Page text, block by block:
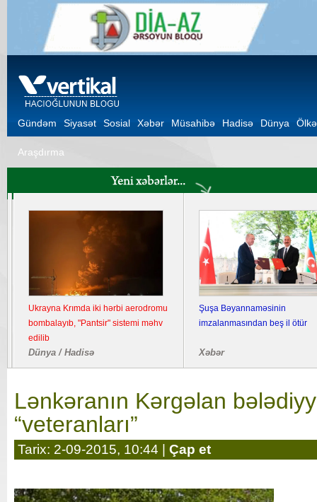
Gündəm Siyasət Sosial Xəbər Müsahibə Hadisə Dünya Ölkə
Araşdırma
Ukrayna Krımda iki hərbi aerodromu
bombalayıb, "Pantsir" sistemi məhv
edilib
Dünya / Hadisə
Şuşa Bəyannaməsinin
imzalanmasından beş il ötür
Xəbər
Lənkəranın Kərgəlan
“veteranları”
Tarix: 2-09-2015, 10:44 | Çap et